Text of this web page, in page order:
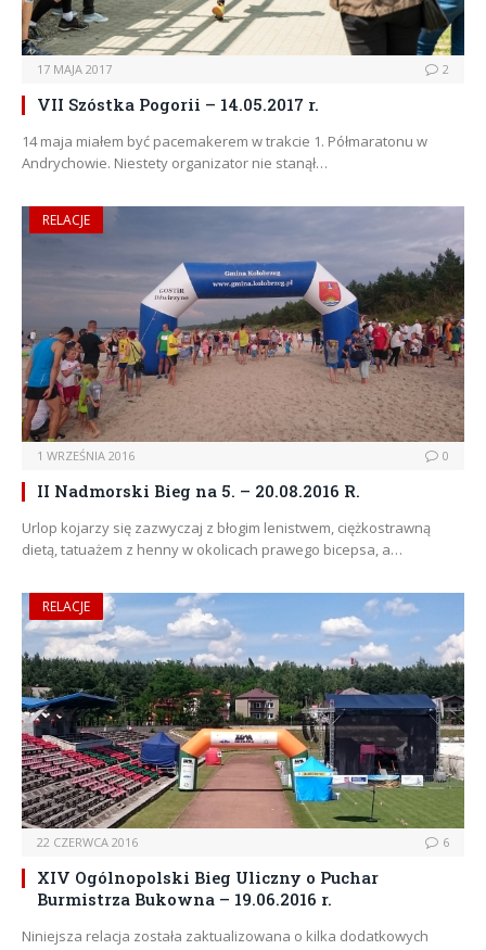
17 MAJA 2017 2
VII Szóstka Pogorii – 14.05.2017 r.
14 maja miałem być pacemakerem w trakcie 1. Półmaratonu w
Andrychowie. Niestety organizator nie stanął…
RELACJE
1 WRZEŚNIA 2016 0
II Nadmorski Bieg na 5. – 20.08.2016 R.
Urlop kojarzy się zazwyczaj z błogim lenistwem, ciężkostrawną
dietą, tatuażem z henny w okolicach prawego bicepsa, a…
RELACJE
22 CZERWCA 2016 6
XIV Ogólnopolski Bieg Uliczny o Puchar
Burmistrza Bukowna – 19.06.2016 r.
Niniejsza relacja została zaktualizowana o kilka dodatkowych